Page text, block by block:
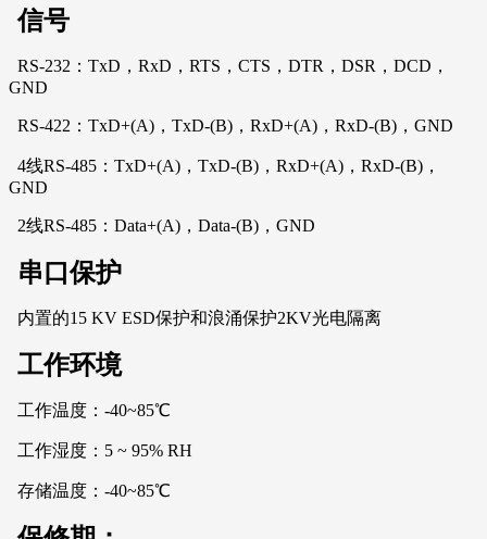
信号
RS-232：TxD，RxD，RTS，CTS，DTR，DSR，DCD，
GND
RS-422：TxD+(A)，TxD-(B)，RxD+(A)，RxD-(B)，GND
4线RS-485：TxD+(A)，TxD-(B)，RxD+(A)，RxD-(B)，
GND
2线RS-485：Data+(A)，Data-(B)，GND
串口保护
内置的15 KV ESD保护和浪涌保护2KV光电隔离
工作环境
工作温度：-40~85℃
工作湿度：5 ~ 95% RH
存储温度：-40~85℃